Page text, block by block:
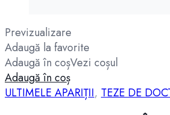
Previzualizare
Adaugă la favorite
Adaugă în coșVezi coșul
Adaugă în coș
ULTIMELE APARIȚII, TEZE DE